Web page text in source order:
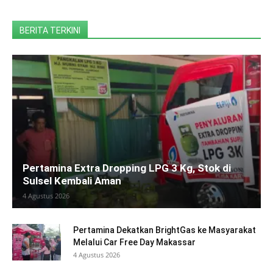
BERITA TERKINI
Pertamina Extra Dropping LPG 3 Kg, Stok di
Sulsel Kembali Aman
4 Agustus 2026
Pertamina Dekatkan BrightGas ke Masyarakat
Melalui Car Free Day Makassar
4 Agustus 2026